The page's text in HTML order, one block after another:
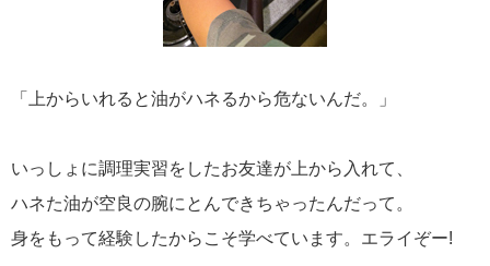
「上からいれると油がハネるから危ないんだ。」
いっしょに調理実習をしたお友達が上から入れて、
ハネた油が空良の腕にとんできちゃったんだって。
身をもって経験したからこそ学べています。エライぞー!